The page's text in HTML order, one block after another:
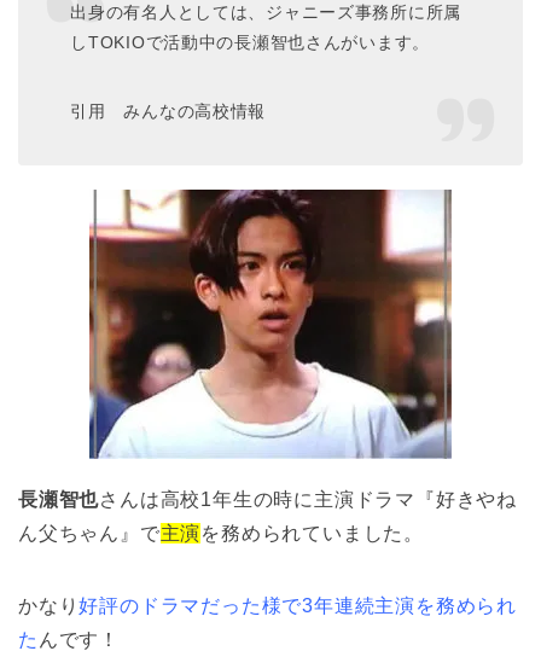
出身の有名人としては、ジャニーズ事務所に所属
しTOKIOで活動中の長瀬智也さんがいます。
引用 みんなの高校情報
長瀬智也さんは高校1年生の時に主演ドラマ『好きやね
ん父ちゃん』で主演を務められていました。
かなり好評のドラマだった様で3年連続主演を務められ
た んです！